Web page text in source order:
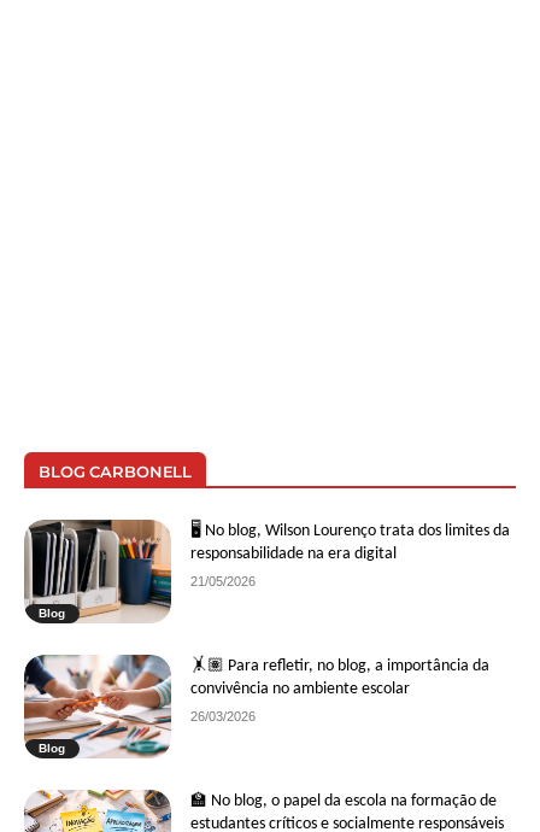
BLOG CARBONELL
Blog
🖥 No blog, Wilson Lourenço trata dos limites da
responsabilidade na era digital
21/05/2026
Blog
🤸🏽 Para refletir, no blog, a importância da
convivência no ambiente escolar
26/03/2026
🏫 No blog, o papel da escola na formação de
estudantes críticos e socialmente responsáveis